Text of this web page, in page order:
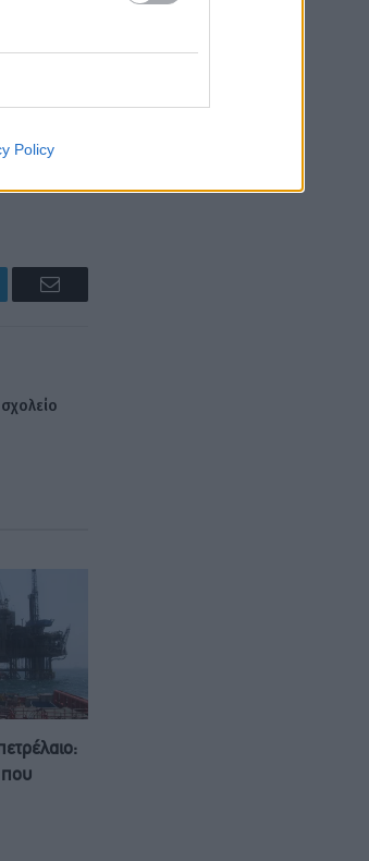
Policy
Email
που